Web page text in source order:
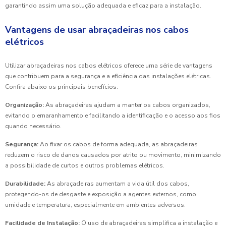
garantindo assim uma solução adequada e eficaz para a instalação.
Vantagens de usar abraçadeiras nos cabos
elétricos
Utilizar abraçadeiras nos cabos elétricos oferece uma série de vantagens
que contribuem para a segurança e a eficiência das instalações elétricas.
Confira abaixo os principais benefícios:
Organização:As abraçadeiras ajudam a manter os cabos organizados,
evitando o emaranhamento e facilitando a identificação e o acesso aos fios
quando necessário.
Segurança:Ao fixar os cabos de forma adequada, as abraçadeiras
reduzem o risco de danos causados por atrito ou movimento, minimizando
a possibilidade de curtos e outros problemas elétricos.
Durabilidade:As abraçadeiras aumentam a vida útil dos cabos,
protegendo-os de desgaste e exposição a agentes externos, como
umidade e temperatura, especialmente em ambientes adversos.
Facilidade de Instalação: O uso de abraçadeiras simplifica a instalação e